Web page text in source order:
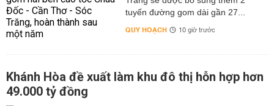
tuyến đường gom dài gần 27...
QUY HOẠCH 10 giờ trước
Khánh Hòa đề xuất làm khu đô thị hỗn hợp hơn
49.000 tỷ đồng